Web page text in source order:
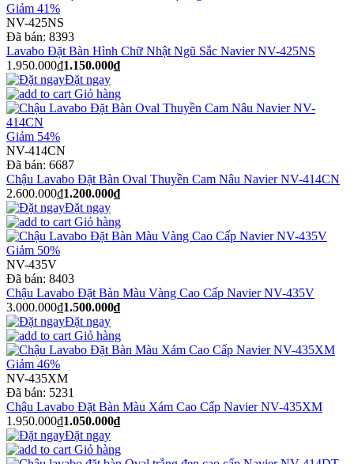
Giảm 41%
NV-425NS
Đã bán: 8393
Lavabo Đặt Bàn Hình Chữ Nhật Ngũ Sắc Navier NV-425NS
1.950.000₫1.150.000₫
Đặt ngay
Giỏ hàng
Giảm 54%
NV-414CN
Đã bán: 6687
Chậu Lavabo Đặt Bàn Oval Thuyền Cam Nâu Navier NV-414CN
2.600.000₫1.200.000₫
Đặt ngay
Giỏ hàng
Giảm 50%
NV-435V
Đã bán: 8403
Chậu Lavabo Đặt Bàn Màu Vàng Cao Cấp Navier NV-435V
3.000.000₫1.500.000₫
Đặt ngay
Giỏ hàng
Giảm 46%
NV-435XM
Đã bán: 5231
Chậu Lavabo Đặt Bàn Màu Xám Cao Cấp Navier NV-435XM
1.950.000₫1.050.000₫
Đặt ngay
Giỏ hàng